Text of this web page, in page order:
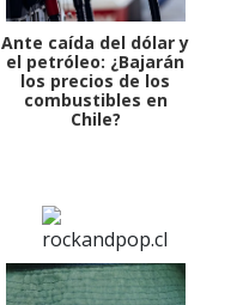
Ante caída del dólar y
el petróleo: ¿Bajarán
los precios de los
combustibles en
Chile?